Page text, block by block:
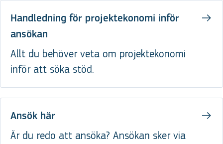
Handledning för projektekonomi inför
ansökan
Allt du behöver veta om projektekonomi
inför att söka stöd.
Ansök här
Är du redo att ansöka? Ansökan sker via